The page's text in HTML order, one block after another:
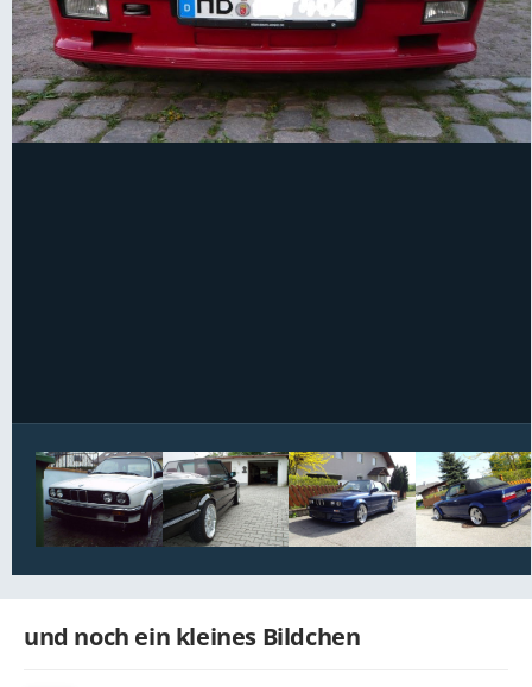
und noch ein kleines Bildchen